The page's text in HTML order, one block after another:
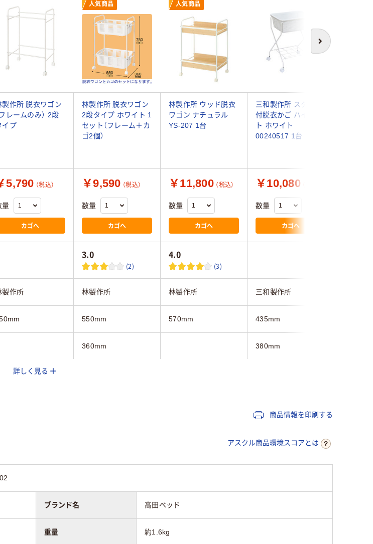
次へ
人気商品 人気商品
製作所 脱衣ワゴン
フレームのみ） 2段
イプ
林製作所 脱衣ワゴン
2段タイプ ホワイト 1
セット（フレーム＋カ
ゴ2個）
林製作所 ウッド脱衣
ワゴン ナチュラル
YS-207 1台
三和製作所 スタンド
付脱衣かご ハイリフ
ト ホワイト
00240517 1台
5,790 （税込）
量
カゴへ
￥9,590 （税込）
数量
カゴへ
￥11,800 （税込）
数量
カゴへ
￥10,080
数量
カゴへ
3.0
(2)
4.0
(3)
製作所 林製作所 林製作所 三和製作所
550mm 570mm 435mm
360mm 380mm
ワイト系 ホワイト系 ホワイト系
詳しく見る
商品情報を印刷する
アスクル商品環境スコアとは
ブランド名 高田ベッド
重量 約1.6kg